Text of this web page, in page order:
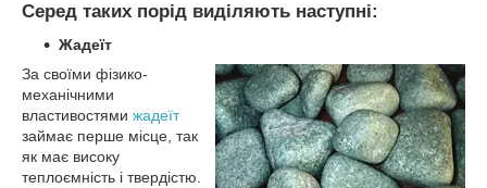
Серед таких порід виділяють наступні:
Жадеїт
За своїми фізико-
механічними
властивостями жадеїт
займає перше місце, так
як має високу
теплоємність і твердістю.